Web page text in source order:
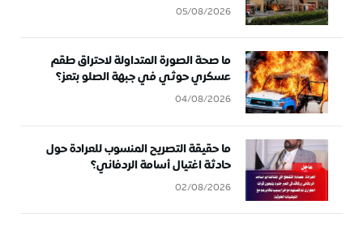
05/08/2026
ما صحة الصورة المتداولة لاحتراق طقم
عسكري حوثي في جبهة الصلو بتعز؟
04/08/2026
ما حقيقة التصريح المنسوب للعرادة حول
حادثة اغتيال أسامة الردفاني؟
02/08/2026